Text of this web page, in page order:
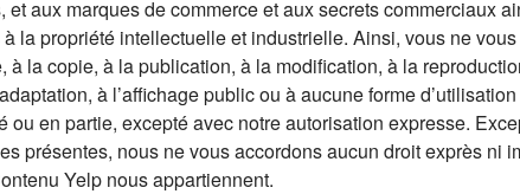
et aux marques de commerce et aux secrets commerciaux
la propriété intellectuelle et industrielle. Ainsi, vous ne
à la copie, à la publication, à la modification, à la
à l’affichage public ou à aucune forme
ou en partie, excepté avec notre autorisation expresse.
présentes, nous ne vous accordons aucun droit exprès ni
Yelp nous appartiennent.